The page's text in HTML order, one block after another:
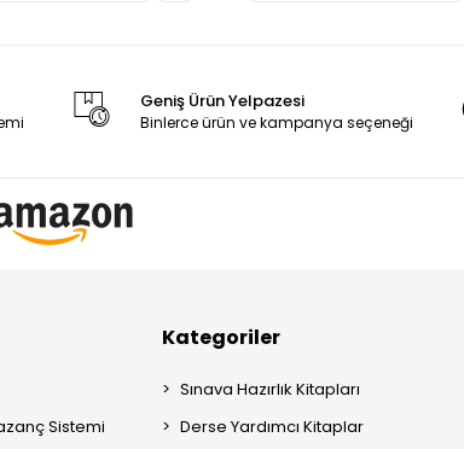
Geniş Ürün Yelpazesi
Binlerce ürün ve kampanya seçeneği
Sistemi
Kategoriler
Sınava Hazırlık Kitapları
Derse Yardımcı Kitaplar